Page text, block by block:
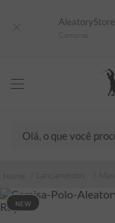
AleatoryStore
NEW